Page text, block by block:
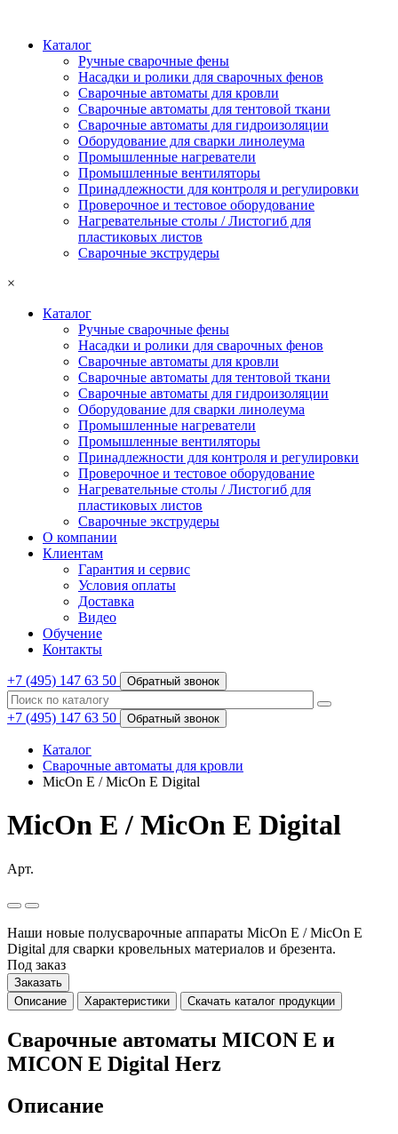
Каталог
Ручные сварочные фены
Насадки и ролики для сварочных фенов
Сварочные автоматы для кровли
Сварочные автоматы для тентовой ткани
Сварочные автоматы для гидроизоляции
Оборудование для сварки линолеума
Промышленные нагреватели
Промышленные вентиляторы
Принадлежности для контроля и регулировки
Проверочное и тестовое оборудование
Нагревательные столы / Листогиб для
пластиковых листов
Сварочные экструдеры
×
Каталог
Ручные сварочные фены
Насадки и ролики для сварочных фенов
Сварочные автоматы для кровли
Сварочные автоматы для тентовой ткани
Сварочные автоматы для гидроизоляции
Оборудование для сварки линолеума
Промышленные нагреватели
Промышленные вентиляторы
Принадлежности для контроля и регулировки
Проверочное и тестовое оборудование
Нагревательные столы / Листогиб для
пластиковых листов
Сварочные экструдеры
О компании
Клиентам
Гарантия и сервис
Условия оплаты
Доставка
Видео
Обучение
Контакты
+7 (495) 147 63 50 Обратный звонок
+7 (495) 147 63 50 Обратный звонок
Каталог
Сварочные автоматы для кровли
MicOn E / MicOn E Digital
MicOn E / MicOn E Digital
Арт.
Наши новые полусварочные аппараты MicOn E / MicOn E
Digital для сварки кровельных материалов и брезента.
Под заказ
Заказать
Описание
Характеристики Скачать каталог продукции
Сварочные автоматы MICON E и
MICON E Digital Herz
Описание